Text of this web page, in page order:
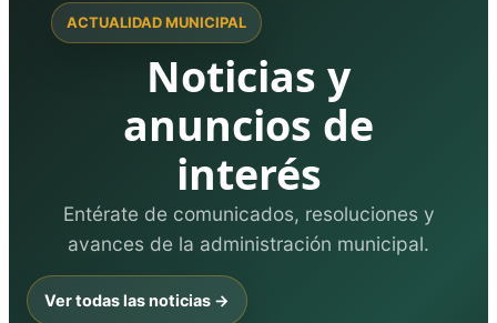
ACTUALIDAD MUNICIPAL
Noticias y
anuncios de
interés
Entérate de comunicados, resoluciones y
avances de la administración municipal.
Ver todas las noticias →